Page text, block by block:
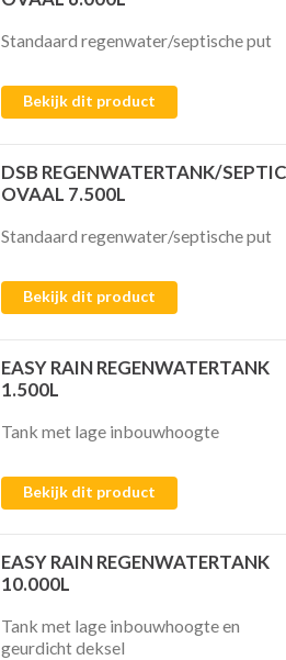
Standaard regenwater/septische put
Bekijk dit product
DSB REGENWATERTANK/SEPTIC
OVAAL 7.500L
Standaard regenwater/septische put
Bekijk dit product
EASY RAIN REGENWATERTANK
1.500L
Tank met lage inbouwhoogte
Bekijk dit product
EASY RAIN REGENWATERTANK
10.000L
Tank met lage inbouwhoogte en
geurdicht deksel